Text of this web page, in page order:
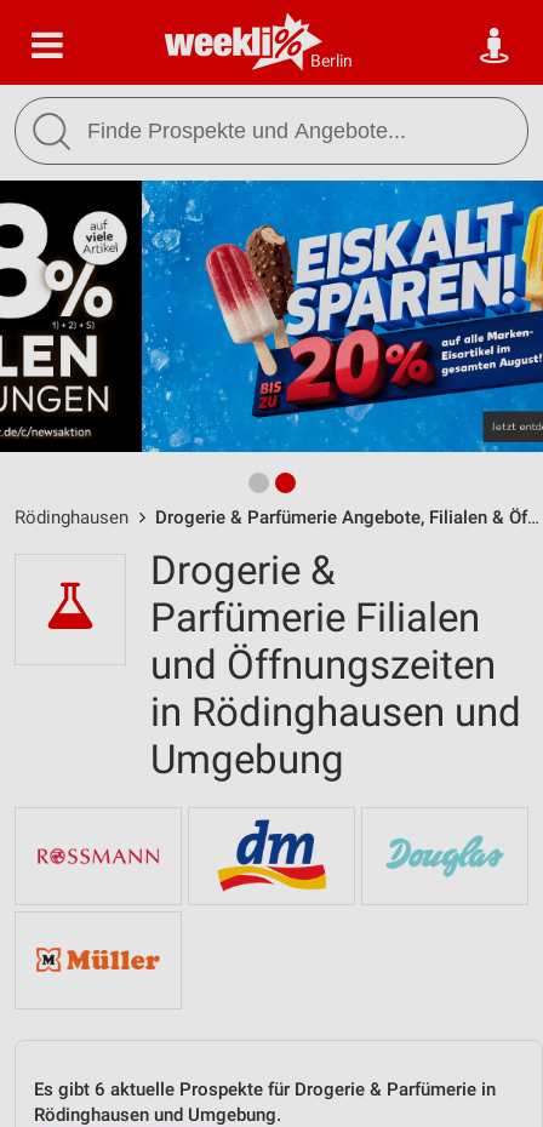
Berlin
Rödinghausen Drogerie & Parfümerie Angebote, Filialen & Öffnungszeiten
Drogerie &
Parfümerie Filialen
und Öffnungszeiten
in Rödinghausen und
Umgebung
Es gibt 6 aktuelle Prospekte für Drogerie & Parfümerie in
Rödinghausen und Umgebung.